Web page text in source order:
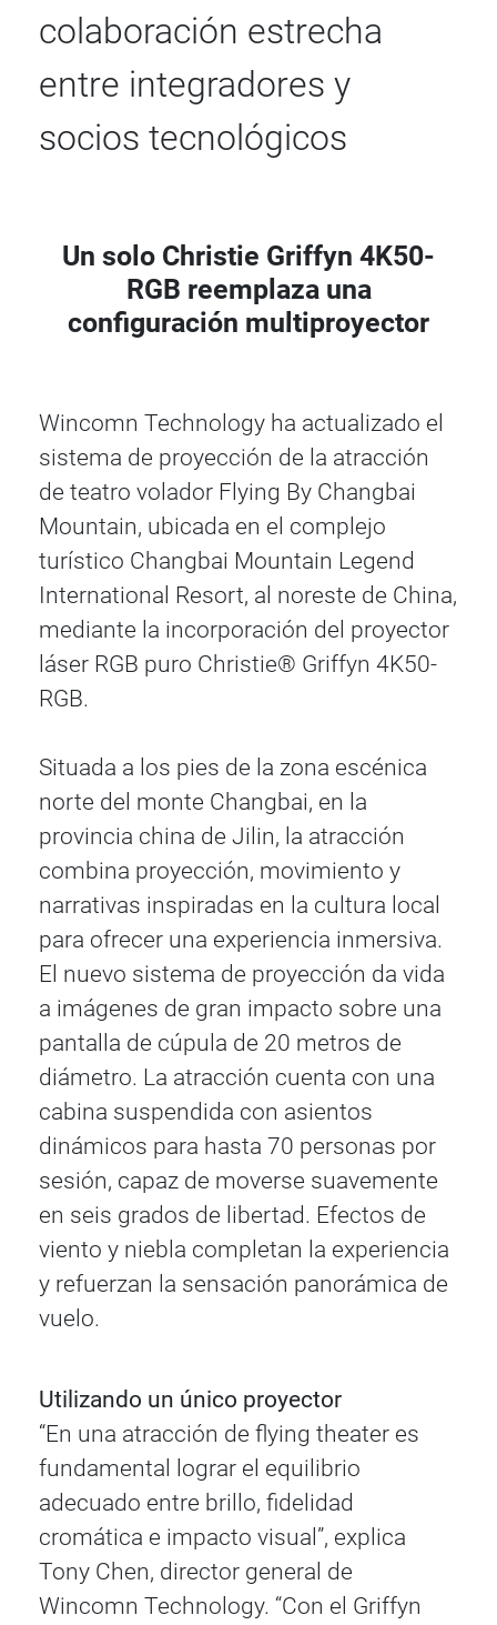
colaboración estrecha
entre integradores y
socios tecnológicos
Un solo Christie Griffyn 4K50-
RGB reemplaza una
configuración multiproyector
Wincomn Technology ha actualizado el
sistema de proyección de la atracción
de teatro volador Flying By Changbai
Mountain, ubicada en el complejo
turístico Changbai Mountain Legend
International Resort, al noreste de China,
mediante la incorporación del proyector
láser RGB puro Christie® Griffyn 4K50-
RGB.
Situada a los pies de la zona escénica
norte del monte Changbai, en la
provincia china de Jilin, la atracción
combina proyección, movimiento y
narrativas inspiradas en la cultura local
para ofrecer una experiencia inmersiva.
El nuevo sistema de proyección da vida
a imágenes de gran impacto sobre una
pantalla de cúpula de 20 metros de
diámetro. La atracción cuenta con una
cabina suspendida con asientos
dinámicos para hasta 70 personas por
sesión, capaz de moverse suavemente
en seis grados de libertad. Efectos de
viento y niebla completan la experiencia
y refuerzan la sensación panorámica de
vuelo.
Utilizando un único proyector
“En una atracción de flying theater es
fundamental lograr el equilibrio
adecuado entre brillo, fidelidad
cromática e impacto visual”, explica
Tony Chen, director general de
Wincomn Technology. “Con el Griffyn